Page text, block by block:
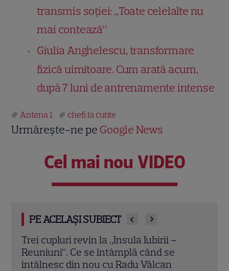
transmis soției: „Toate celelalte nu
mai contează”
Giulia Anghelescu, transformare
fizică uimitoare. Cum arată acum,
după 7 luni de antrenamente intense
Antena 1 chefi la cutite
Urmărește-ne pe Google News
Cel mai nou VIDEO
PE ACELAȘI SUBIECT
Cheloo, declarație neașteptată înainte
de Asia Express: „Cred că e singura
chestie la care m-am gândit”